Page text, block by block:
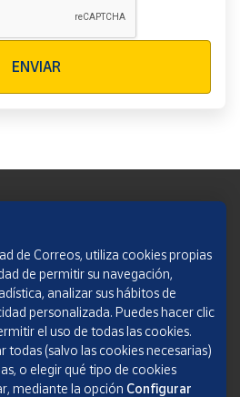
ENVIAR
de Correos, utiliza cookies propias
de permitir su navegación,
analizar sus hábitos de
personalizada. Puedes hacer clic
el uso de todas las cookies.
todas (salvo las cookies necesarias)
o elegir qué tipo de cookies
mediante la opción Configurar